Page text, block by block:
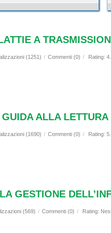
A
(1251) / Commenti (0) / Rating:
ALLA
(1690) / Commenti (0) / Rating:
GESTIONE
(569) / Commenti (0) / Rating: